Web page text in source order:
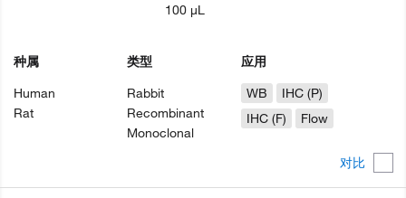
对比
种属
Human
Rat
类型
Rabbit
Recombinant
Monoclonal
应用
WB
IHC (P)
IHC (F)
Flow
100 µL